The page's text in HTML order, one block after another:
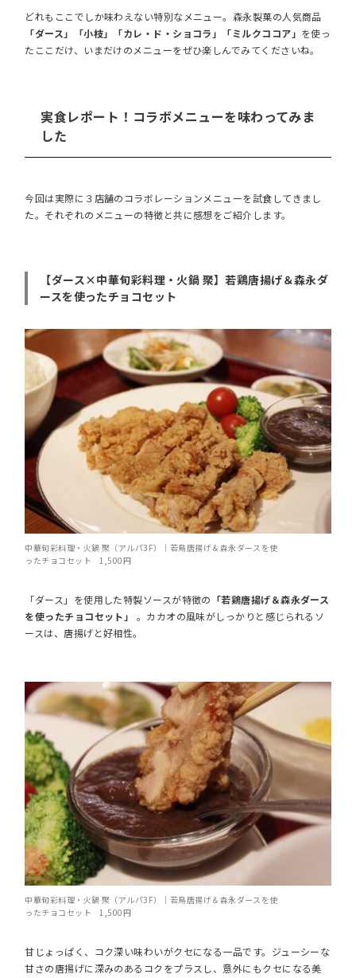
どれもここでしか味わえない特別なメニュー。森永製菓の人気商品
「ダース」「小枝」「カレ・ド・ショコラ」「ミルクココア」 を使っ
たここだけ、いまだけのメニューをぜひ楽しんでみてくださいね。
実食レポート！コラボメニューを味わってみま
した
今回は実際に３店舗のコラボレーションメニューを試食してきまし
た。それぞれのメニューの特徴と共に感想をご紹介します。
【ダース×中華旬彩料理・火鍋 聚】若鶏唐揚げ＆森永ダ
ースを使ったチョコセット
中華旬彩料理・火鍋 聚（アルパ3F）｜若鳥唐揚げ＆森永ダースを使
ったチョコセット 1,500円
「ダース」を使用した特製ソースが特徴の 「若鶏唐揚げ＆森永ダース
を使ったチョコセット」
。カカオの風味がしっかりと感じられるソ
ースは、唐揚げと好相性。
中華旬彩料理・火鍋 聚（アルパ3F）｜若鳥唐揚げ＆森永ダースを使
ったチョコセット 1,500円
甘じょっぱく、コク深い味わいがクセになる一品です。ジューシーな
甘さの唐揚げに深みのあるコクをプラスし、意外にもクセになる美